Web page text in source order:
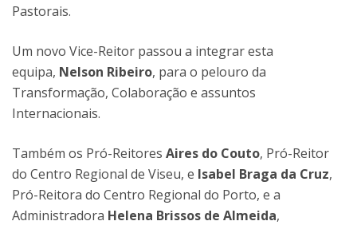
Pastorais.
Um novo Vice-Reitor passou a integrar esta
equipa, Nelson Ribeiro, para o pelouro da
Transformação, Colaboração e assuntos
Internacionais.
Também os Pró-Reitores Aires do Couto, Pró-Reitor
do Centro Regional de Viseu, e Isabel Braga da Cruz,
Pró-Reitora do Centro Regional do Porto, e a
Administradora Helena Brissos de Almeida,